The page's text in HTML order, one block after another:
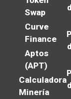
Swap
Curve
Finance
Aptos
(APT)
Calculadora
Minería